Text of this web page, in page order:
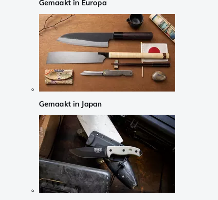
Gemaakt in Europa
Gemaakt in Japan